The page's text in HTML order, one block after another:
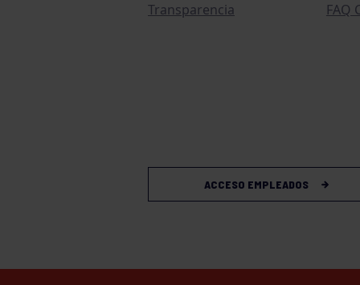
Transparencia
FAQ
ACCESO EMPLEADOS